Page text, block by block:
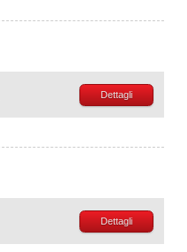
Dettagli
Dettagli